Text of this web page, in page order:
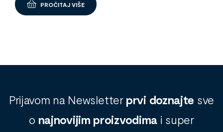
PROČITAJ VIŠE
Prijavom na Newsletter prvi doznajte sve
o najnovijim proizvodima i super